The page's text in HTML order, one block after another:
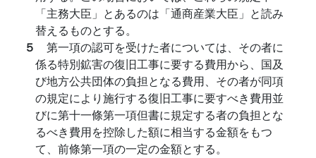
「主務大臣」とあるのは「通商産業大臣」と読み
替えるものとする。
５ 第一項の認可を受けた者については、その者に
係る特別鉱害の復旧工事に要する費用から、国及
び地方公共団体の負担となる費用、その者が同項
の規定により施行する復旧工事に要すべき費用並
びに第十一條第一項但書に規定する者の負担とな
るべき費用を控除した額に相当する金額をもつ
て、前條第一項の一定の金額とする。